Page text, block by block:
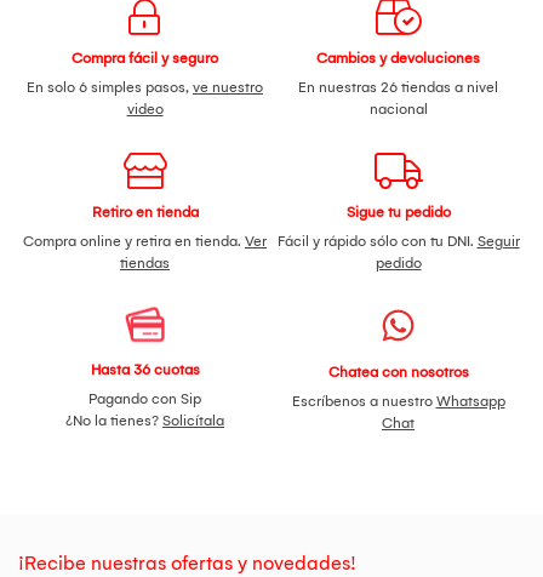
Compra fácil y seguro
En solo 6 simples pasos, ve nuestro
video
Cambios y devoluciones
En nuestras 26 tiendas a nivel
nacional
Retiro en tienda
Compra online y retira en tienda. Ver
tiendas
Sigue tu pedido
Fácil y rápido sólo con tu DNI. Seguir
pedido
Hasta 36 cuotas
Pagando con Sip
¿No la tienes? Solicítala
Chatea con nosotros
Escríbenos a nuestro Whatsapp
Chat
¡Recibe nuestras ofertas y novedades!